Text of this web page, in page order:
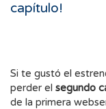
capítulo!
Si te gustó el
perder el segundo
de la primera